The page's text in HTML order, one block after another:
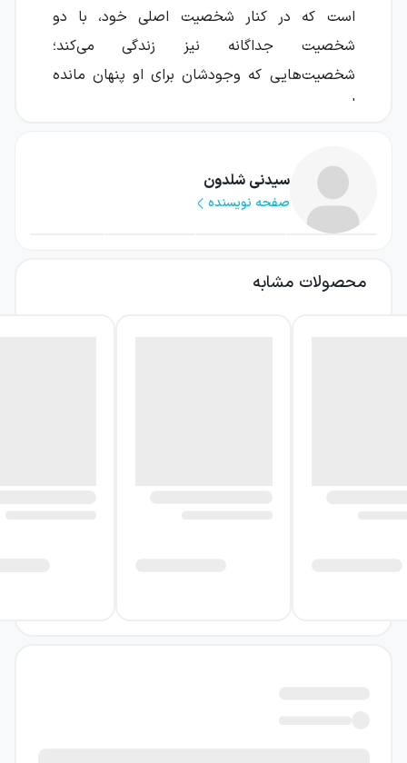
است که در کنار شخصیت اصلی خود، با دو
شخصیت جداگانه نیز زندگی می‌کند؛
شخصیت‌هایی که وجودشان برای او پنهان مانده
است.
شما می‌گذارد: اگر بخشی از زندگی، تصمیم‌ها و
تجربه‌های ما را نیرویی پنهان در وجودمان هدایت
کند، چگونه می‌توانیم واقعیت را از خیال تشخیص
هویت، فضایی معمایی و روان‌شناختی می‌سازد و
سیدنی شلدون
صفحه نویسنده
محصولات مشابه